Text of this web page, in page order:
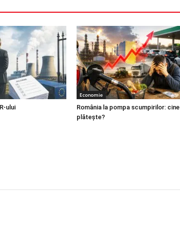
ului
Economie
România la pompa scumpirilor: cine
plătește?